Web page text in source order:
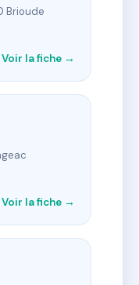
Brioude
Voir la fiche →
Voir la fiche →